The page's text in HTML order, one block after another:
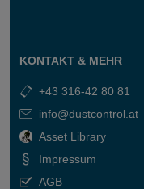
KONTAKT & MEHR
+43 316-42 80 81
info@dustcontrol.at
Asset Library
Impressum
AGB